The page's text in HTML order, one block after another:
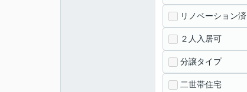
リノベーション済
２人入居可
分譲タイプ
二世帯住宅